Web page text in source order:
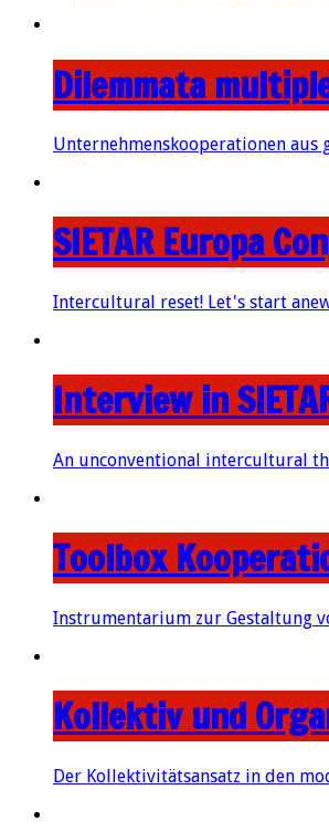
Dilemmata
Unternehmenskooperationen aus
SIETAR Europa
Intercultural reset! Let's start
Interview in
An unconventional intercultural
Toolbox
Instrumentarium zur Gestaltung
Kollektiv und
Der Kollektivitätsansatz in den